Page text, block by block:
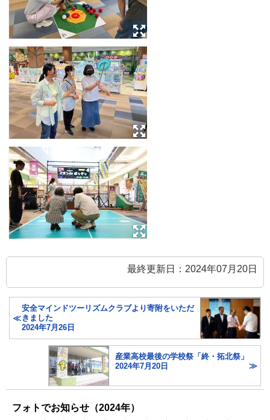
最終更新日：2024年07月20日
安全マインドツーリズムクラブより寄附をいただ
きました
2024年7月26日
産業高校最後の学校祭「終・拓北祭」
2024年7月20日
フォトでお知らせ（2024年）